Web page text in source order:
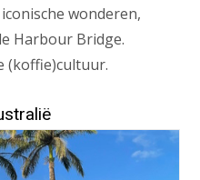
wonderen,
Harbour Bridge.
(koffie)cultuur.